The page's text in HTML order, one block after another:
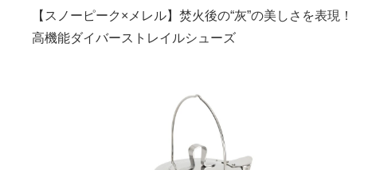
【スノーピーク×メレル】焚火後の“灰”の美しさを表現！
高機能ダイバーストレイルシューズ